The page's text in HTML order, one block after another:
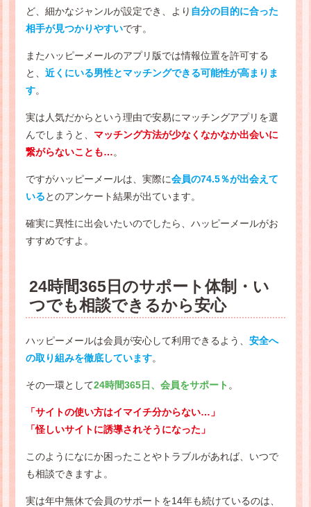
ど、細かなジャンルが設定でき、より 自分の目的に合った
相手が見つかりやすいです。
またハッピーメールのアプリ版では情報位置を許可する
と、 近くにいる男性とマッチングできる可能性が高まりま
す。
実は人気だからという理由で安易にマッチングアプリを選
んでしまうと、 マッチング方法が少なくなかなか出会いに
繋がらないことも…。
ですがハッピーメールは、実際に会員の74.5％が出会えて
いるとのアンケート結果が出ています。
確実に異性に出会いたいのでしたら、ハッピーメールがお
すすめですよ。
24時間365日のサポート体制・い
つでも相談できるから安心
ハッピーメールは会員が安心して利用できるよう、 安全へ
の取り組みを徹底しています。
その一環として24時間365日、会員をサポート 。
「サイトの使い方はイマイチ分からない…」
「怪しいサイトに誘導されそうになった」
このようになにか困ったことやトラブルがあれば、いつで
も相談できますよ。
実は年中無休で会員のサポートを14年も続けているのは、